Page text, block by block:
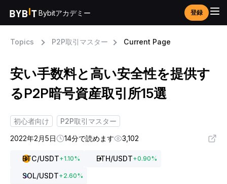
Bybitアカデミー 登録
Topics P2P取引マスター Current Page
安い手数料と高い安全性を提供す
るP2P暗号資産取引所15選
初心者向け
P2P取引マスター
2022年2月5日
14分で読めます 3,102
BTC/USDT+1.10% ETH/USDT+0.90%
SOL/USDT+2.60%